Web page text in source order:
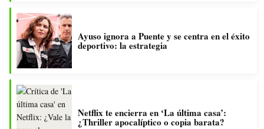
Ayuso ignora a Puente y se centra en el éxito
deportivo: la estrategia
Netflix te encierra en ‘La última casa’:
¿Thriller apocalíptico o copia barata?